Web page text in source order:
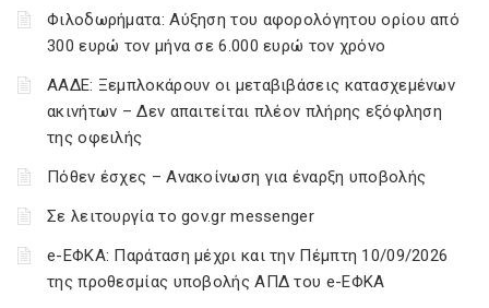
Φιλοδωρήματα: Αύξηση του αφορολόγητου ορίου από
300 ευρώ τον μήνα σε 6.000 ευρώ τον χρόνο
ΑΑΔΕ: Ξεμπλοκάρουν οι μεταβιβάσεις κατασχεμένων
ακινήτων – Δεν απαιτείται πλέον πλήρης εξόφληση
της οφειλής
Πόθεν έσχες – Ανακοίνωση για έναρξη υποβολής
Σε λειτουργία το gov.gr messenger
e-ΕΦΚΑ: Παράταση μέχρι και την Πέμπτη 10/09/2026
της προθεσμίας υποβολής ΑΠΔ του e-ΕΦΚΑ